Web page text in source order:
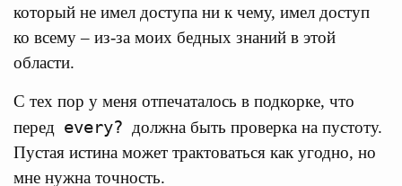
который не имел доступа ни к чему, имел доступ
ко всему – из-за моих бедных знаний в этой
области.
С тех пор у меня отпечаталось в подкорке, что
перед every? должна быть проверка на пустоту.
Пустая истина может трактоваться как угодно, но
мне нужна точность.